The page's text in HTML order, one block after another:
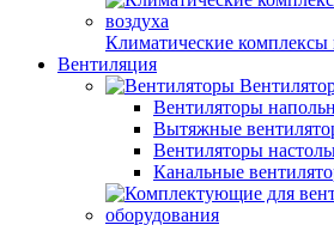
Климатические комплексы
Вентиляция
Вентиляторы
Вытяжные
Вентиляторы
Канальные